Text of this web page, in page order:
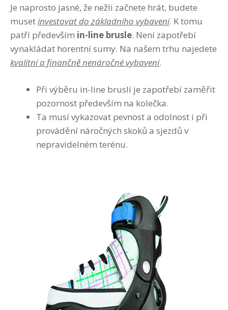
Je naprosto jasné, že nežli začnete hrát, budete
musetinvestovat do základního vybavení. K tomu
patří především in-line brusle. Není zapotřebí
vynakládat horentní sumy. Na našem trhu najedete
kvalitní a finančně nenáročné vybavení.
Při výběru in-line bruslí je zapotřebí zaměřit
pozornost především na kolečka.
Ta musí vykazovat pevnost a odolnost i při
provádění náročných skoků a sjezdů v
nepravidelném terénu.